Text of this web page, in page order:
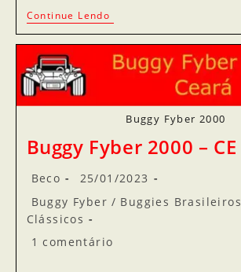
Continue Lendo
Buggy Fyber 2000
Buggy Fyber 2000 – CE
Beco
25/01/2023
Buggy Fyber / Buggies Brasileiros
Clássicos
1 comentário